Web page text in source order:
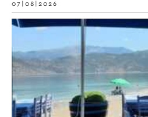
07|08|2026